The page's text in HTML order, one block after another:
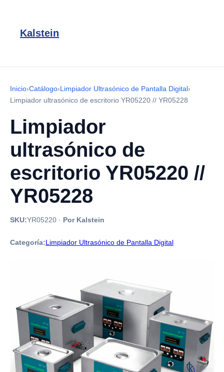
Kalstein
Inicio›Catálogo›Limpiador Ultrasónico de Pantalla Digital›
Limpiador ultrasónico de escritorio YR05220 // YR05228
Limpiador
ultrasónico de
escritorio YR05220 //
YR05228
SKU:YR05220 · Por Kalstein
Categoría:Limpiador Ultrasónico de Pantalla Digital